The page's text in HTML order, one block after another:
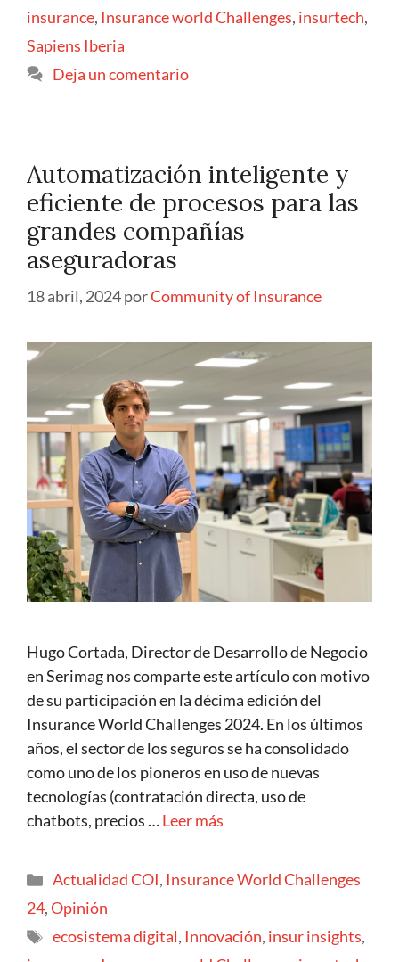
insurance, Insurance world Challenges, insurtech,
Sapiens Iberia
Deja un comentario
Automatización inteligente y
eficiente de procesos para las
grandes compañías
aseguradoras
18 abril, 2024porCommunity of Insurance
Hugo Cortada, Director de Desarrollo de Negocio
en Serimag nos comparte este artículo con motivo
de su participación en la décima edición del
Insurance World Challenges 2024. En los últimos
años, el sector de los seguros se ha consolidado
como uno de los pioneros en uso de nuevas
tecnologías (contratación directa, uso de
chatbots, precios …Leer más
Actualidad COI, Insurance World Challenges
24,Opinión
ecosistema digital, Innovación, insur insights,